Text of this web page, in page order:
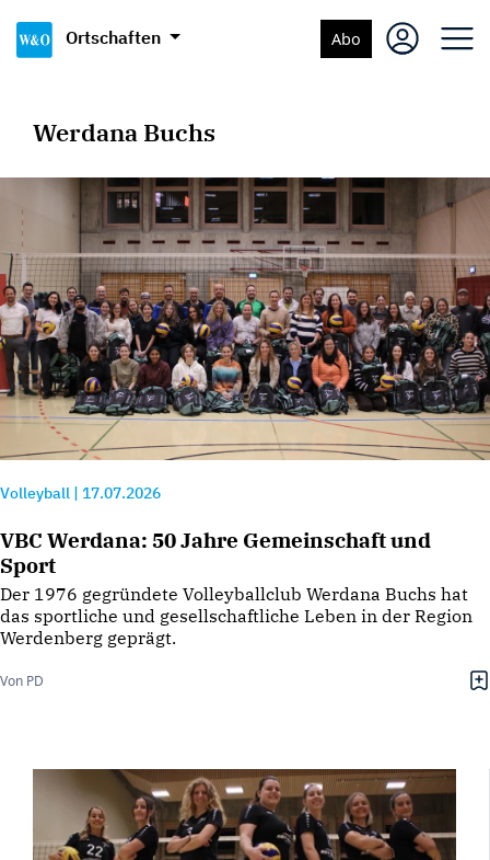
Ortschaften Abo
Werdana Buchs
Volleyball 17.07.2026
VBC Werdana: 50 Jahre Gemeinschaft und
Sport
Der 1976 gegründete Volleyballclub Werdana Buchs hat
das sportliche und gesellschaftliche Leben in der Region
Werdenberg geprägt.
Von PD